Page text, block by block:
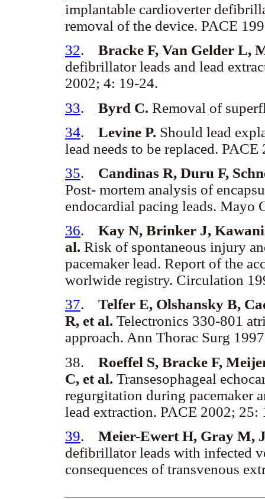
implantable cardioverter
removal of the device. PACE
32. Bracke F, Van Gelder L,
defibrillator leads and lead
2002; 4: 19-24.
33. Byrd C. Removal of
34. Levine P. Should lead
lead needs to be replaced.
35. Candinas R, Duru F,
Post- mortem analysis of
endocardial pacing leads. Mayo
36. Kay N, Brinker J,
al. Risk of spontaneous injury
pacemaker lead. Report of the
worlwide registry. Circulation
37. Telfer E, Olshansky B,
R, et al. Telectronics 330-801
approach. Ann Thorac Surg
38. Roeffel S, Bracke F,
C, et al. Transesophageal
regurgitation during pacemaker
lead extraction. PACE 2002;
39. Meier-Ewert H, Gray M,
defibrillator leads with infected
consequences of transvenous